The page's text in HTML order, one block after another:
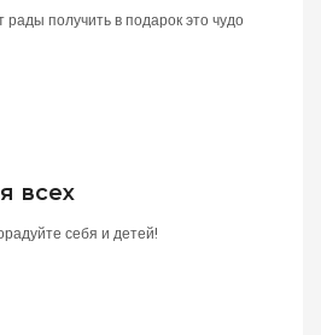
рады получить в подарок это чудо
всех
себя и детей!